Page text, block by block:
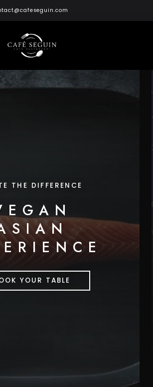
THE DIFFERENCE
YOUR TABLE